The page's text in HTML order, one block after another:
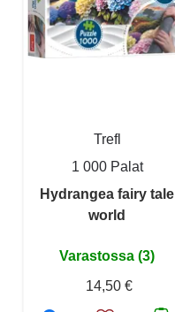
Trefl
1 000 Palat
Hydrangea fairy tale
world
Varastossa (3)
14,50 €